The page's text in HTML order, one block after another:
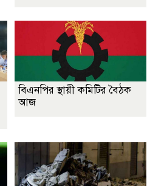
বিএনপির স্থায়ী কমিটির বৈঠক
আজ